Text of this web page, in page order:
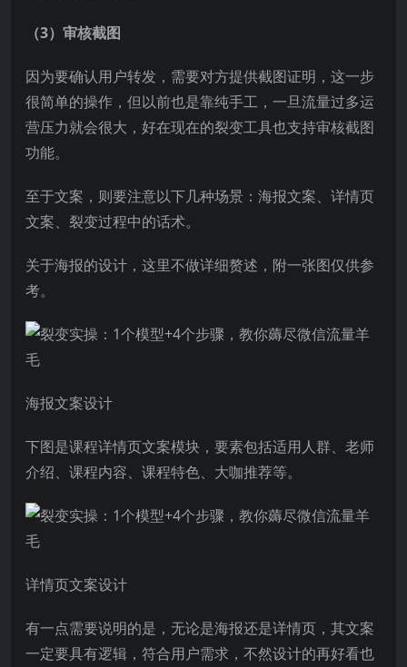
（3）审核截图
因为要确认用户转发，需要对方提供截图证明，这一步
很简单的操作，但以前也是靠纯手工，一旦流量过多运
营压力就会很大，好在现在的裂变工具也支持审核截图
功能。
至于文案，则要注意以下几种场景：海报文案、详情页
文案、裂变过程中的话术。
关于海报的设计，这里不做详细赘述，附一张图仅供参
考。
海报文案设计
下图是课程详情页文案模块，要素包括适用人群、老师
介绍、课程内容、课程特色、大咖推荐等。
详情页文案设计
有一点需要说明的是，无论是海报还是详情页，其文案
一定要具有逻辑，符合用户需求，不然设计的再好看也